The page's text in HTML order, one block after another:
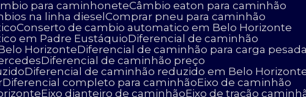
para caminhonete
Câmbio eaton para caminhão
na linha diesel Comprar pneu para caminhão
Conserto de cambio automatico em Belo Horizonte
em Padre Eustáquio
Diferencial de caminhão
Horizonte
Diferencial de caminhão para carga pesada
Diferencial de caminhão preço
Diferencial de caminhão reduzido em Belo
Diferencial completo para caminhão
Eixo de caminhão
Eixo dianteiro de caminhão
Eixo de tração